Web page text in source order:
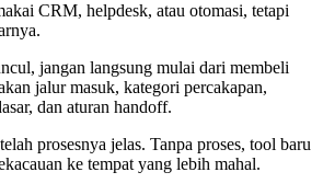
CRM, helpdesk, atau otomasi, tetapi
jangan langsung mulai dari membeli
jalur masuk, kategori percakapan,
dan aturan handoff.
prosesnya jelas. Tanpa proses, tool baru
ke tempat yang lebih mahal.